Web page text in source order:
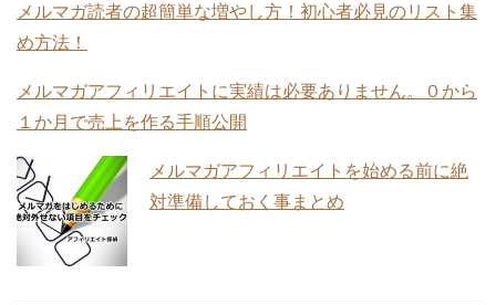
メルマガ読者の超簡単な増やし方！初心者必見のリスト集
め方法！
メルマガアフィリエイトに実績は必要ありません。０から
１か月で売上を作る手順公開
メルマガアフィリエイトを始める前に絶
対準備しておく事まとめ